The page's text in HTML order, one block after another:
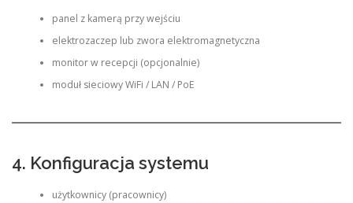
panel z kamerą przy wejściu
elektrozaczep lub zwora elektromagnetyczna
monitor w recepcji (opcjonalnie)
moduł sieciowy WiFi / LAN / PoE
4. Konfiguracja systemu
użytkownicy (pracownicy)